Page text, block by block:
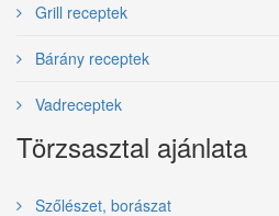
Grill receptek
Bárány receptek
Vadreceptek
Törzsasztal ajánlata
Szőlészet, borászat